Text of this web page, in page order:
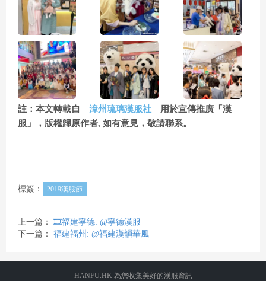
註：本文轉載自 漳州琉璃漢服社 用於宣傳推廣「漢
服」，版權歸原作者, 如有意見，敬請聯系。
標簽： 2019漢服節
上一篇： 🎞️福建寧德: @寧德漢服
下一篇： 福建福州: @福建漢韻華風
HANFU.HK 為您收集美好的漢服資訊